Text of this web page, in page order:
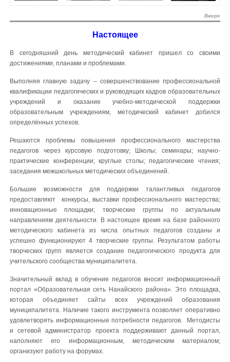
Вверх
Настоящее
В сегодняшний день методический кабинет пришел со своими
достижениями, планами и проблемами.
Выполняя главную задачу – совершенствование профессиональной
квалификации педагогических и руководящих кадров образовательных
учреждений и оказание учебно-методической поддержки
образовательным учреждениям, методический кабинет добился
определённых успехов.
Решаются проблемы повышения профессионального мастерства
педагогов через курсовую подготовку; Школы; семинары; научно-
практические конференции; круглые столы; педагогические чтения;
заседания межшкольных методических объединений.
Большие возможности для поддержки талантливых педагогов
предоставляют конкурсы, выставки профессионального мастерства;
инновационные площадки; творческие группы по актуальным
направлениям деятельности. В настоящее время на базе районного
методического кабинета из числа опытных педагогов созданы и
успешно функционируют 4 творческие группы. Результатом работы
творческих групп является создание педагогического продукта для
учительского сообщества муниципалитета.
Значительный вклад в обучение педагогов вносит информационный
портал «Образовательная сеть Нанайского района». Это площадка,
которая объединяет сайты всех учреждений образования
муниципалитета. Наличие такого инструмента позволяет оперативно
удовлетворять информационные потребности педагогов. Методисты
и сетевой администратор проекта поддерживают данный портал,
наполняют его информационным, методическим материалом;
организуют работу на форумах.